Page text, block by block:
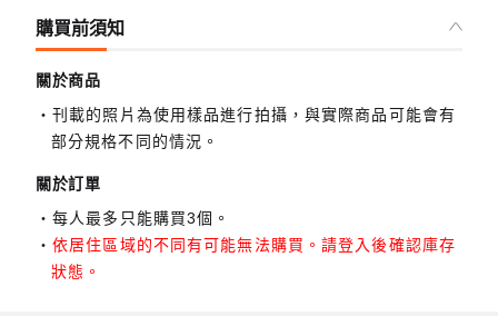
購買前須知
關於商品
刊載的照片為使用樣品進行拍攝，與實際商品可能會有
部分規格不同的情況。
關於訂單
每人最多只能購買3個。
依居住區域的不同有可能無法購買。請登入後確認庫存
狀態。